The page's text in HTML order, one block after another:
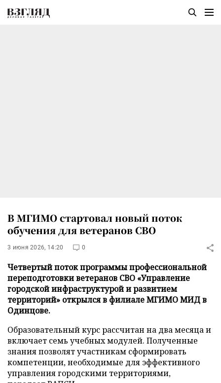
В МГИМО стартовал новый поток
обучения для ветеранов СВО
3 июня 2026, 14:20 0
Четвертый поток программы профессиональной
переподготовки ветеранов СВО «Управление
городской инфраструктурой и развитием
территорий» открылся в филиале МГИМО МИД в
Одинцове.
Образовательный курс рассчитан на два месяца и
включает семь учебных модулей. Полученные
знания позволят участникам сформировать
компетенции, необходимые для эффективного
управления городскими территориями,